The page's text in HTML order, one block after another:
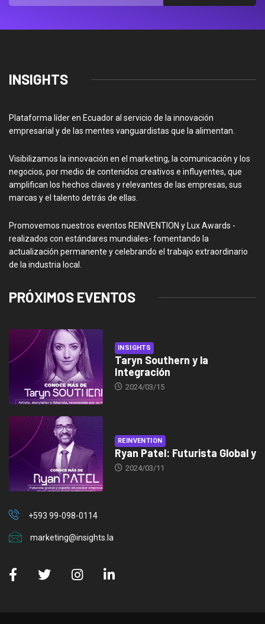
INSIGHTS
Plataforma líder en Ecuador al servicio de la innovación
empresarial y de las mentes vanguardistas que la alimentan.
Visibilizamos la innovación en el marketing, la comunicación y los
negocios, por medio de contenidos creativos e influyentes, que
amplifican los hechos claves y relevantes de las empresas, sus
marcas y el talento detrás de ellas.
Promovemos nuestros eventos REINVENTION y Lux Awards -
realizados con estándares mundiales- fomentando la
actualización permanente y celebrando el trabajo extraordinario
de la industria local.
PRÓXIMOS EVENTOS
INSIGHTS
Taryn Southern y la
Integración
2024/03/15
REINVENTION
Ryan Patel: Futurista Global y
2024/03/11
+593 99-098-0114
marketing@insights.la